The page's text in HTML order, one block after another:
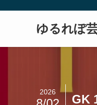
ゆるれぽ
GK
2026